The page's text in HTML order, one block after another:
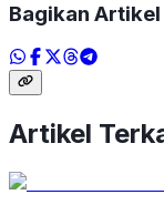
Bagikan Artikel
Artikel